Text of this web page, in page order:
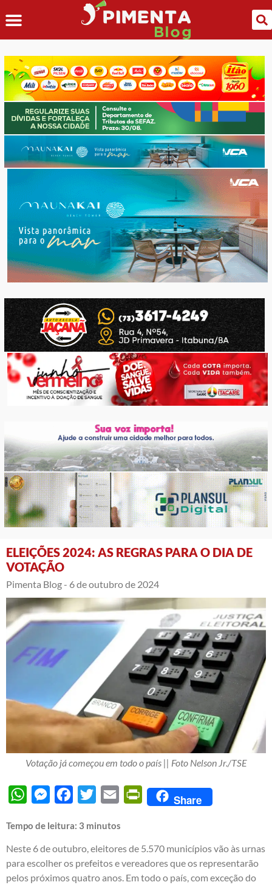
ELEIÇÕES 2024: AS REGRAS PARA O DIA DE
VOTAÇÃO
Pimenta Blog - 6 de outubro de 2024
Votação já começou em todo o país || Foto Nelson Jr./TSE
WhatsAppMessengerFacebook
Twitter Email PrintFriendly
Share
Tempo de leitura: 3 minutos
Neste 6 de outubro, eleitores de 5.570 municípios vão às urnas
para escolher os prefeitos e vereadores que os representarão
pelos próximos quatro anos. Em todo o país, com exceção do